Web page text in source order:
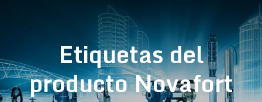
Etiquetas del
producto Novafort